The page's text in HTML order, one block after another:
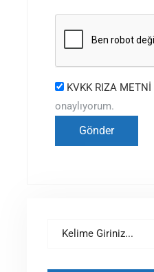
KVKK RIZA METNİ
onaylıyorum.